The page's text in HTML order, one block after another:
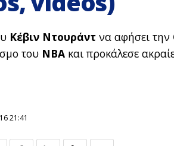
Κέβιν Ντουράντ να αφήσει την
του ΝΒΑ και προκάλεσε
21:41